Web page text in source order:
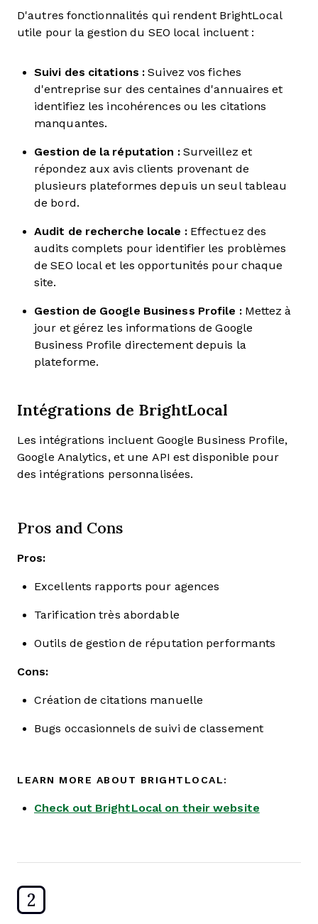
D'autres fonctionnalités qui rendent BrightLocal
utile pour la gestion du SEO local incluent :
Suivi des citations : Suivez vos fiches
d'entreprise sur des centaines d'annuaires et
identifiez les incohérences ou les citations
manquantes.
Gestion de la réputation :Surveillez et
répondez aux avis clients provenant de
plusieurs plateformes depuis un seul tableau
de bord.
Audit de recherche locale :Effectuez des
audits complets pour identifier les problèmes
de SEO local et les opportunités pour chaque
site.
Gestion de Google Business Profile :Mettez à
jour et gérez les informations de Google
Business Profile directement depuis la
plateforme.
Intégrations de BrightLocal
Les intégrations incluent Google Business Profile,
Google Analytics, et une API est disponible pour
des intégrations personnalisées.
Pros and Cons
Pros:
Excellents rapports pour agences
Tarification très abordable
Outils de gestion de réputation performants
Cons:
Création de citations manuelle
Bugs occasionnels de suivi de classement
LEARN MORE ABOUT BRIGHTLOCAL:
Check out BrightLocal on their website
2